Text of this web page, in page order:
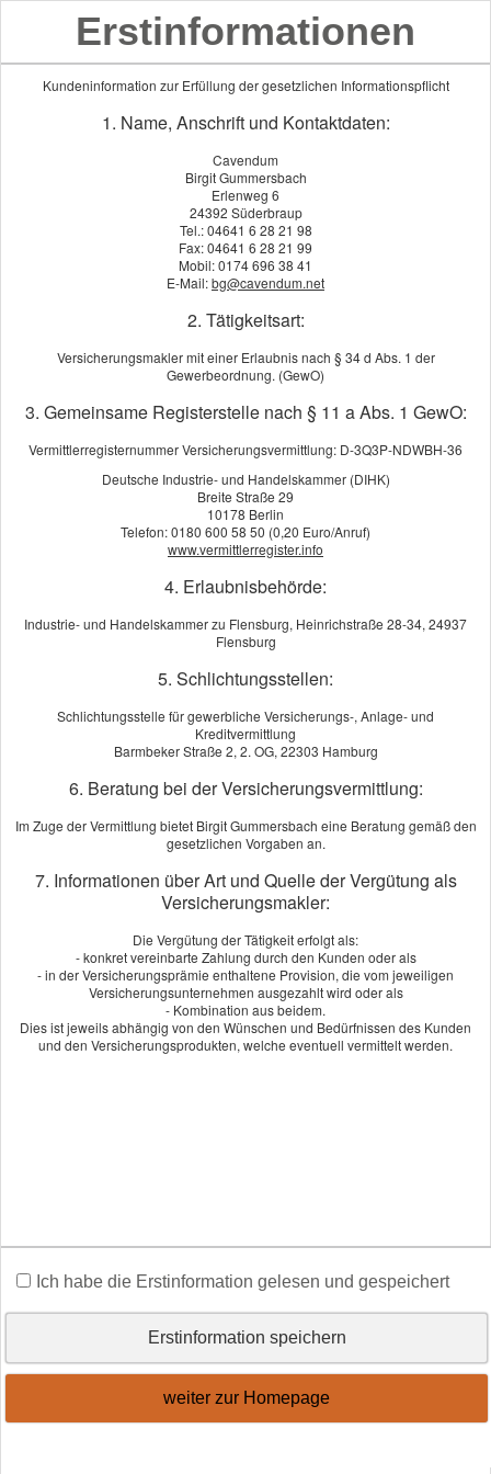
Berufshaftpflicht
Disziplinen zu einer Gesamtleistung verschmelzen. Als Fachmann
wissen Sie das. Und genau deshalb setzen Sie bei Ihrer Arbeit auf
Profis. Aber Fehler lassen sich leider nicht vermeiden. Als
Selbstständiger haften Sie für Schäden, die Sie durch Ihre
berufliche Tätigkeit Dritten zufügen. Auch für Fehler von
genommen werden. Deswegen ist eine Haft­pflicht in vielen Berufen
"Pflicht".
Überlassen Sie Ihre berufliche Existenz nicht glücklichen
Umständen. Lassen Sie sich von unseren kompetenten Experten
An­ge­bot an­for­dern
Impressum·Datenschutz·Erstinformation·Beschwerden·
Cookies Vertrag widerrufen
Erstinformationen
Kundeninformation zur Erfüllung der gesetzlichen Informationspflicht
1. Name, Anschrift und Kontaktdaten:
Cavendum
Birgit Gummersbach
Erlenweg 6
24392 Süderbraup
Tel.: 04641 6 28 21 98
Fax: 04641 6 28 21 99
Mobil: 0174 696 38 41
E-Mail:bg@cavendum.net
2. Tätigkeitsart:
Versicherungsmakler mit einer Erlaubnis nach § 34 d Abs. 1 der
Gewerbeordnung. (GewO)
3. Gemeinsame Registerstelle nach § 11 a Abs. 1 GewO:
Vermittlerregisternummer Versicherungsvermittlung: D-3Q3P-NDWBH-36
Deutsche Industrie- und Handelskammer (DIHK)
Breite Straße 29
10178 Berlin
Telefon: 0180 600 58 50 (0,20 Euro/Anruf)
www.vermittlerregister.info
4. Erlaubnisbehörde:
Industrie- und Handelskammer zu Flensburg, Heinrichstraße 28-34, 24937
Flensburg
5. Schlichtungsstellen:
Schlichtungsstelle für gewerbliche Versicherungs-, Anlage- und
Kreditvermittlung
Barmbeker Straße 2, 2. OG, 22303 Hamburg
6. Beratung bei der Versicherungsvermittlung:
Im Zuge der Vermittlung bietet Birgit Gummersbach eine Beratung gemäß den
gesetzlichen Vorgaben an.
7. Informationen über Art und Quelle der Vergütung als
Versicherungsmakler:
Die Vergütung der Tätigkeit erfolgt als:
- konkret vereinbarte Zahlung durch den Kunden oder als
- in der Versicherungsprämie enthaltene Provision, die vom jeweiligen
Versicherungsunternehmen ausgezahlt wird oder als
- Kombination aus beidem.
Dies ist jeweils abhängig von den Wünschen und Bedürfnissen des Kunden
und den Versicherungsprodukten, welche eventuell vermittelt werden.
Ich habe die Erstinformation gelesen und gespeichert
Erstinformation speichern
weiter zur Homepage